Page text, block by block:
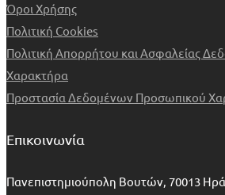
Όροι Χρήσης
Πολιτική Cookies
Πολιτική Απορρήτου και Ασφαλείας
Χαρακτήρα
Προστασία Δεδομένων Προσωπικού
Επικοινωνία
Πανεπιστημιούπολη Βουτών, 70013